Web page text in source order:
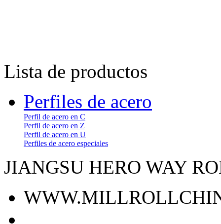
Lista de productos
Perfiles de acero
Perfil de acero en C
Perfil de acero en Z
Perfil de acero en U
Perfiles de acero especiales
JIANGSU HERO WAY